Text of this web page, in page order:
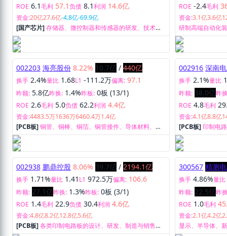
ROE 6.1毛利 57.1负债 8.1利润 14.6亿
资金:20亿27.6亿-4.8亿-69.9亿
[国产芯片]存储器、微控制器和传感器的研发、技术支
持业务。
ROE -2.4毛利
资金:3.1亿3.6亿
研制高端自动化
执行系统软件（
002203 海亮股份 8.22% 10.7亿 / 440亿
换手 2.4%量比 1.68L1 -111.2万偏离: 97.1
昨额: 5.8亿昨换: 1.4%昨板: 0板 (13/1)
ROE 2.6毛利 5.0负债 62.2利润 4.4亿
资金:4483.5万1636万6460.4万1.4亿
[PCB板]铜管、铜棒、铜箔、铜管接件、导体材料、铝
型材等产品的研发、生产制造和销售。
002916 深南
换手 2.1%量比
昨额: 38.0亿昨
ROE 4.8毛利
资金:4.1亿8.8亿
[PCB板]印制电
发、生产及销售
002938 鹏鼎控股 8.06% 39.7亿 / 2194.1亿
换手 1.71%量比 1.41 L1 972.5万偏离: 106.6
昨额: 27.1亿昨换: 1.3%昨板: 0板 (3/1)
ROE 1.4毛利 22.9负债 30.4利润 4.6亿
资金:4.8亿8.2亿12.8亿5.6亿
[PCB板]各类印制电路板的设计、研发、制造与销售业
务。
300567 精测
换手 4.86%量比
昨额: 22.5亿昨
ROE 1.0毛利
资金:2.1亿4.2亿
显示、半导体、